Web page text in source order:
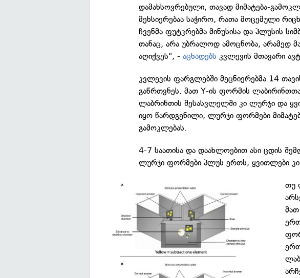
დამახსოვრებული, თავად მიმატება-
მეხსიერებაა საჭირო, რათა მოცემული
ჩვენმა ფუტკრებმა მინუსისა და პლუსის
თანაც, არა უბრალოდ ამოცნობა, არამედ
აღიქვეს", -აცხადებს კვლევის მთავარი
კვლევის ფარგლებში მეცნიერებმა 14
გაწრთვნეს. მათ Y-ის ფორმის
ლაბრინთის შესასვლელში კი ლურჯი და
იყო წარდგენილი, ლურჯი ფორმები
გამოკლებას.
4-7 საათისა და დაახლოებით ასი ცდის
ლურჯი ფორმები პლუს ერთს, ყვითლები კი
თუ